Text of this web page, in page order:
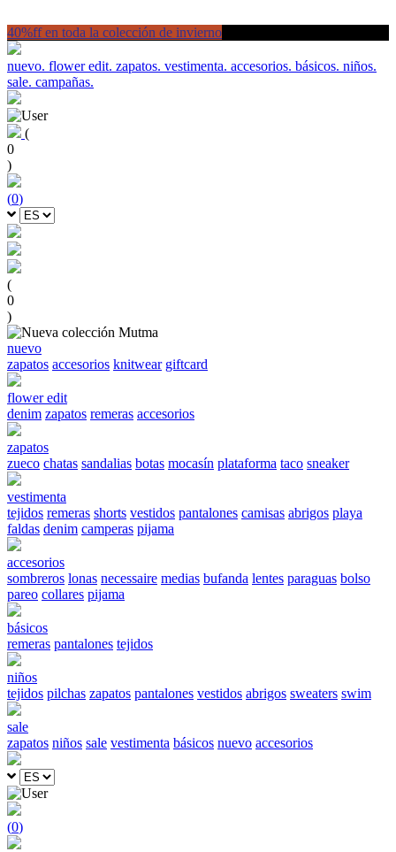
40%ff en toda la colección de invierno
nuevo. flower edit. zapatos. vestimenta. accesorios. básicos. niños.
sale. campañas.
(
0
)
(0)
(
0
)
nuevo
zapatos accesorios knitwear giftcard
flower edit
denim zapatos remeras accesorios
zapatos
zueco chatas sandalias botas mocasín plataforma taco sneaker
vestimenta
tejidos remeras shorts vestidos pantalones camisas abrigos playa
faldas denim camperas pijama
accesorios
sombreros lonas necessaire medias bufanda lentes paraguas bolso
pareo collares pijama
básicos
remeras pantalones tejidos
niños
tejidos pilchas zapatos pantalones vestidos abrigos sweaters swim
sale
zapatos niños sale vestimenta básicos nuevo accesorios
(0)